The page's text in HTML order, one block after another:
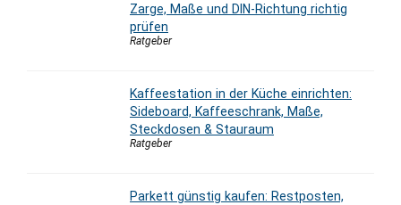
Zarge, Maße und DIN-Richtung richtig
prüfen
Ratgeber
Kaffeestation in der Küche einrichten:
Sideboard, Kaffeeschrank, Maße,
Steckdosen & Stauraum
Ratgeber
Parkett günstig kaufen: Restposten,